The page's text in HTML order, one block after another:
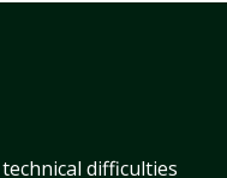
difficulties